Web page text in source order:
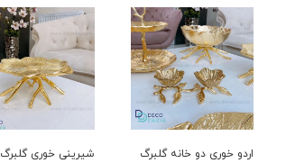
اردو خوری دو خانه گلبرگ شیرینی خوری گلبرگ